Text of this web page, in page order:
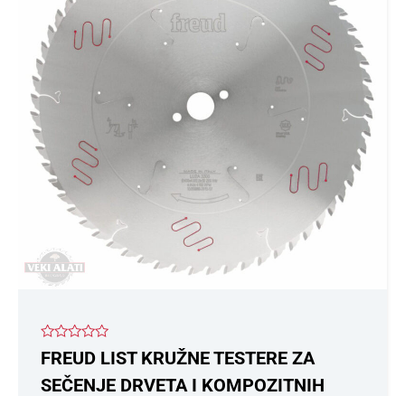
Ocenjeno
sa
od
FREUD LIST KRUŽNE TESTERE ZA
SEČENJE DRVETA I KOMPOZITNIH